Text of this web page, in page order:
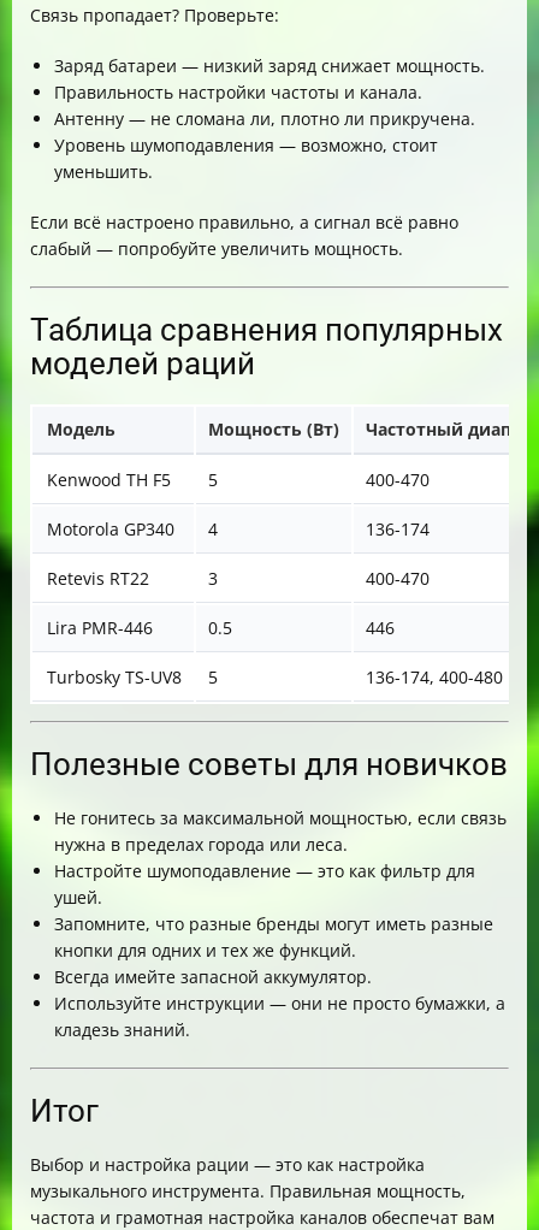
Связь пропадает? Проверьте:
Заряд батареи — низкий заряд снижает мощность.
Правильность настройки частоты и канала.
Антенну — не сломана ли, плотно ли прикручена.
Уровень шумоподавления — возможно, стоит
уменьшить.
Если всё настроено правильно, а сигнал всё равно
слабый — попробуйте увеличить мощность.
Таблица сравнения популярных
моделей раций
Модель Мощность (Вт) Частотный
Kenwood TH F5 5 400-470
Motorola GP340 4 136-174
Retevis RT22 3 400-470
Lira PMR-446 0.5 446
Turbosky TS-UV8 5 136-174, 400-480
Полезные советы для новичков
Не гонитесь за максимальной мощностью, если связь
нужна в пределах города или леса.
Настройте шумоподавление — это как фильтр для
ушей.
Запомните, что разные бренды могут иметь разные
кнопки для одних и тех же функций.
Всегда имейте запасной аккумулятор.
Используйте инструкции — они не просто бумажки, а
кладезь знаний.
Итог
Выбор и настройка рации — это как настройка
музыкального инструмента. Правильная мощность,
частота и грамотная настройка каналов обеспечат вам